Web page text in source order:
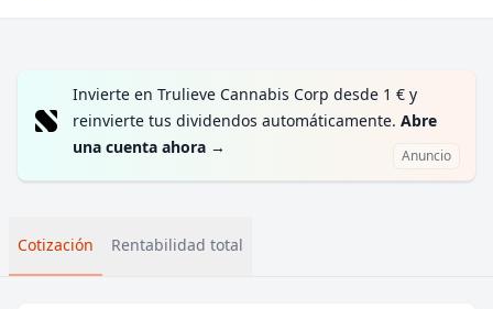
Invierte en Trulieve Cannabis Corp desde 1 € y
reinvierte tus dividendos automáticamente. Abre
una cuenta ahora → Anuncio
Cotización Rentabilidad total